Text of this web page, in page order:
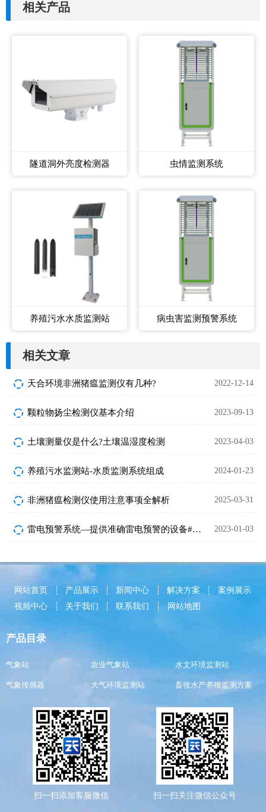
相关产品
隧道洞外亮度检测器 虫情监测系统
养殖污水水质监测站 病虫害监测预警系统
相关文章
天合环境非洲猪瘟监测仪有几种? 2022-12-14
颗粒物扬尘检测仪基本介绍 2023-09-13
土壤测量仪是什么?土壤温湿度检测 2023-04-03
养殖污水监测站-水质监测系统组成 2024-01-23
非洲猪瘟检测仪使用注意事项全解析 2025-03-31
雷电预警系统—提供准确雷电预警的设备#2023已更新 2023-01-03
网站首页 产品展示 新闻中心 解决方案
案例展示
视频中心
关于我们 联系我们 网站地图
产品目录
气象站 农业气象站 水文环境监测站
气象传感器 大气环境监测站 畜牧水产养殖监测方案
扫一扫添加客服微信 扫一扫关注微信公众号